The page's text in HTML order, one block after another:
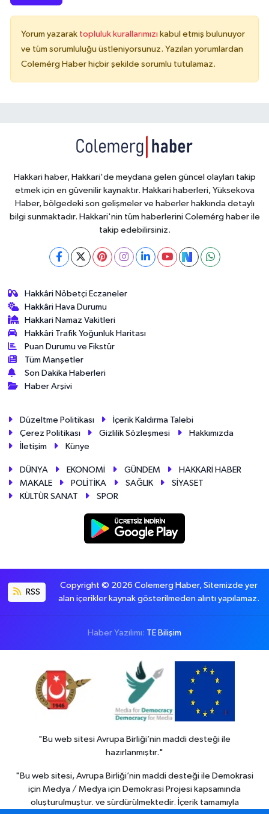
Yorum yazarak topluluk kurallarımızı kabul etmiş bulunuyor
ve tüm sorumluluğu üstleniyorsunuz. Yazılan yorumlardan
Colemérg Haber hiçbir şekilde sorumlu tutulamaz.
Hakkari haber, Hakkari'de meydana gelen güncel olayları takip
etmek için en güvenilir kaynaktır. Hakkari haberleri, Yüksekova
Haber, bölgedeki son gelişmeler ve haberler hakkında detaylı
bilgi sunmaktadır. Hakkari'nin tüm haberlerini Colemérg haber ile
takip edebilirsiniz.
Hakkâri Nöbetçi Eczaneler
Hakkâri Hava Durumu
Hakkari Namaz Vakitleri
Hakkâri Trafik Yoğunluk Haritası
Puan Durumu ve Fikstür
Tüm Manşetler
Son Dakika Haberleri
Haber Arşivi
Düzeltme Politikası
İçerik Kaldırma Talebi
Çerez Politikası
Gizlilik Sözleşmesi
Hakkımızda
İletişim
Künye
DÜNYA EKONOMİ GÜNDEM
HAKKARİ HABER
MAKALE
POLİTİKA SAĞLIK
SİYASET
KÜLTÜR SANAT
SPOR
RSS
Copyright © 2026 Colemerg Haber, Sitemizde yer
alan içerikler kaynak gösterilmeden alıntı yapılamaz.
Haber Yazılımı: TE Bilişim
"Bu web sitesi Avrupa Birliği’nin maddi desteği ile
hazırlanmıştır."
"Bu web sitesi, Avrupa Birliği’nin maddi desteği ile Demokrasi
için Medya / Medya için Demokrasi Projesi kapsamında
oluşturulmuştur. ve sürdürülmektedir. İçerik tamamıyla